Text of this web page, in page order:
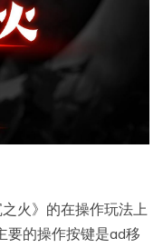
火》的在操作玩法上
要的操作按键是ad移